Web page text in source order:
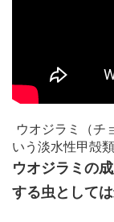
ウオジラミ（チ
いう淡水性甲殻
ウオジラミの
する虫として